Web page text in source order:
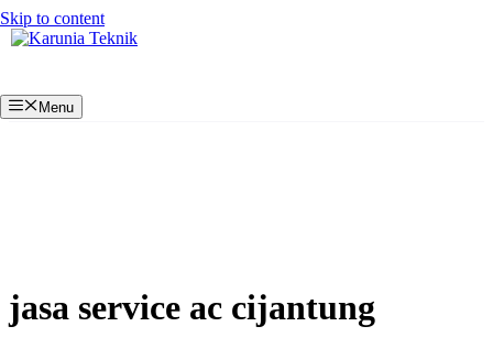
Skip to content
Menu
jasa service ac cijantung